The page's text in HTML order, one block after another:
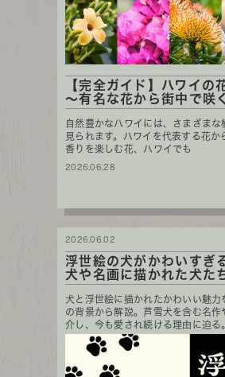
【完全ガイド】ハワイ
～有名な花から街中で咲
自然豊かなハワイには、さまざまな
見られます。ハワイを代表する花か
香りを楽しむ花、ハワイでも
2026.06.28
浮世絵の犬がかわいすぎ
犬や名画に描かれた犬た
犬と浮世絵に描かれたかわいい魅力
の背景から解説。芦雪犬を含む名作
介し、今も愛され続ける理由に迫る
2026.06.02